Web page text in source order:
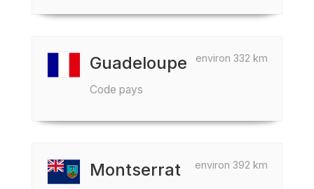
environ 332 km
Guadeloupe
Code pays
environ 392 km
Montserrat